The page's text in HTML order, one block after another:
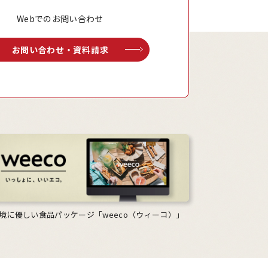
Webでのお問い合わせ
お問い合わせ・資料請求
に優しい食品パッケージ「weeco（ウィーコ）」